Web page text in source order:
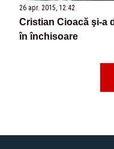
26 apr. 2015, 12:42
Cristian Cioacă şi-a
în închisoare